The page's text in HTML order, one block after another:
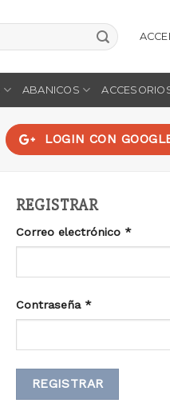
ABANICOS
LOGIN CON
REGISTRAR
Correo electrónico *
Contraseña *